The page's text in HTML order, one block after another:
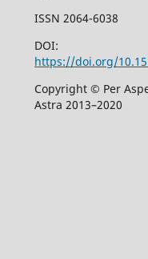
ISSN 2064-6038
DOI:
https://doi.org/
Copyright © Per
Astra 2013–2020